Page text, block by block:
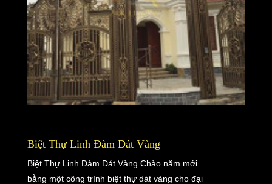
Biệt Thự Linh Đàm Dát Vàng
Biệt Thự Linh Đàm Dát Vàng Chào năm mới
bằng một công trình biệt thự dát vàng cho đại